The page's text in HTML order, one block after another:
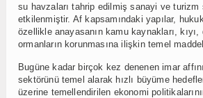
su havzaları tahrip edilmiş sanayi ve turizm
etkilenmiştir. Af kapsamındaki yapılar,
özellikle anayasanın kamu kaynakları,
ormanların korunmasına ilişkin temel
Bugüne kadar birçok kez denenen imar
sektörünü temel alarak hızlı büyüme
üzerine temellendirilen ekonomi